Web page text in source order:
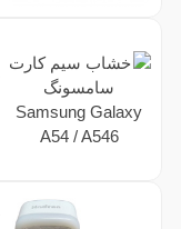
فابریک روکاری 1